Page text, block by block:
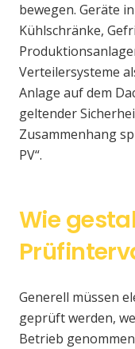
bewegen. Geräte
Kühlschränke,
Verteilersysteme
Anlage auf dem
geltender
Zusammenhang
PV“.
Wie
Generell müssen
geprüft werden,
Betrieb